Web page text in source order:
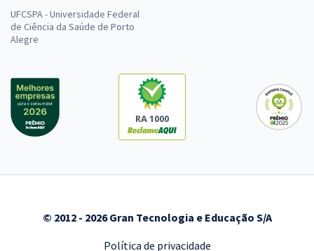
UFCSPA - Universidade Federal
de Ciência da Saúde de Porto
Alegre
RA 1000
© 2012 - 2026 Gran Tecnologia e Educação S/A
Política de privacidade